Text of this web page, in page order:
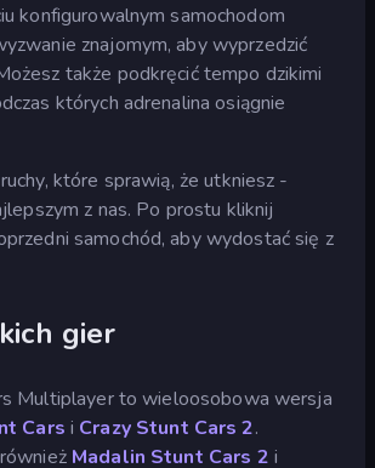
konfigurowalnym samochodom
znajomym, aby wyprzedzić
także podkręcić tempo dzikimi
których adrenalina osiągnie
które sprawią, że utkniesz -
z nas. Po prostu kliknij
samochód, aby wydostać się z
gier
Multiplayer to wieloosobowa wersja
Cars i Crazy Stunt Cars 2.
Madalin Stunt Cars 2 i